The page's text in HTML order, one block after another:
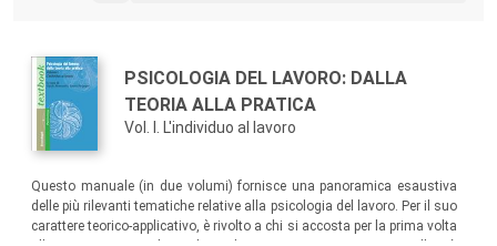
Autori:
Titolo:
PSICOLOGIA DEL LAVORO: DALLA
TEORIA ALLA PRATICA
Vol. I. L'individuo al lavoro
Questo manuale (in due volumi) fornisce una panoramica esaustiva
delle più rilevanti tematiche relative alla psicologia del lavoro. Per il suo
carattere teorico-applicativo, è rivolto a chi si accosta per la prima volta